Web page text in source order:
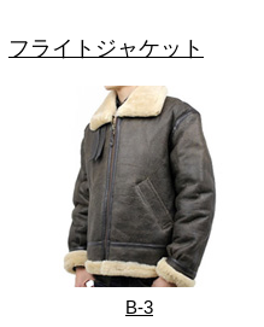
フライトジャケット
B-3